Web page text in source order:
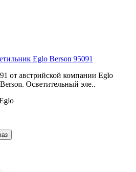
Eglo Berson 95091
от австрийской компании Eglo
Осветительный эле..